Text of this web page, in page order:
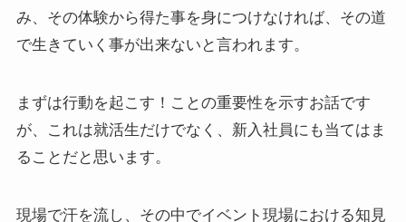
み、その体験から得た事を身につけなければ、その道
で生きていく事が出来ないと言われます。
まずは行動を起こす！ことの重要性を示すお話です
が、これは就活生だけでなく、新入社員にも当てはま
ることだと思います。
現場で汗を流し、その中でイベント現場における知見